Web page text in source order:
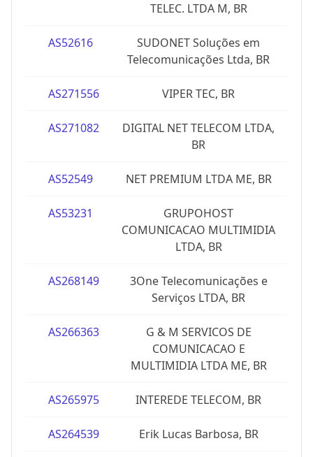
TELEC. LTDA M, BR
AS52616
SUDONET Soluções em
Telecomunicações Ltda, BR
AS271556 VIPER TEC, BR
AS271082
DIGITAL NET TELECOM LTDA,
BR
AS52549 NET PREMIUM LTDA ME, BR
AS53231
GRUPOHOST
COMUNICACAO MULTIMIDIA
LTDA, BR
AS268149
3One Telecomunicações e
Serviços LTDA, BR
AS266363
G & M SERVICOS DE
COMUNICACAO E
MULTIMIDIA LTDA ME, BR
AS265975 INTEREDE TELECOM, BR
AS264539 Erik Lucas Barbosa, BR